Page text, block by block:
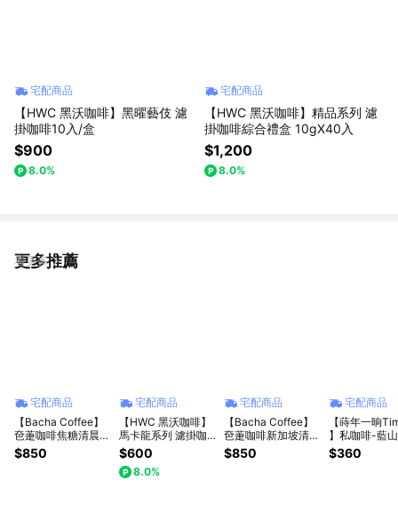
宅配商品
【HWC 黑沃咖啡】黑曜藝伎 濾
掛咖啡10入/盒
$900
8.0%
宅配商品
【HWC 黑沃咖啡】精品系列 濾
掛咖啡綜合禮盒 10gX40入
$1,200
8.0%
更多推薦
看更多
宅配商品
【Bacha Coffee】
夿萐咖啡焦糖清晨掛
耳咖啡禮盒 12袋x12
克/盒
$850
宅配商品
【HWC 黑沃咖啡】
馬卡龍系列 濾掛咖
啡綜合禮盒 10gX20
入
$600
8.0%
宅配商品
【Bacha Coffee】
夿萐咖啡新加坡清晨
掛耳咖啡禮盒 12袋
x12克/盒
$850
宅配商品
【蒔年一晌
】私咖啡-藍
(中焙)-濾掛咖
入/盒-附禮盒
$360